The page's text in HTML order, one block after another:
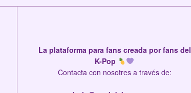
La plataforma para fans creada por fans del
K-Pop
Contacta con nosotres a través de: